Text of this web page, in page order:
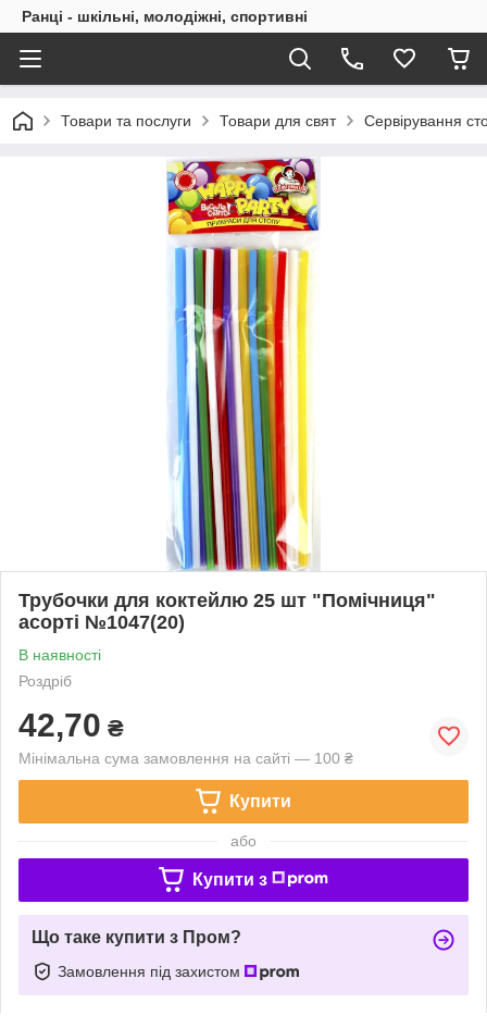
Ранці - шкільні, молодіжні, спортивні
Товари та послуги Товари для свят Сервірування
Трубочки для коктейлю 25 шт "Помічниця"
асорті №1047(20)
В наявності
Роздріб
42,70 ₴
Мінімальна сума замовлення на сайті — 100 ₴
Купити
або
Купити з
Що таке купити з Пром?
Замовлення під захистом